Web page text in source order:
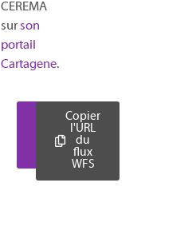
CEREMA
surson
portail
Cartagene.
Télécharger
les couches
source
(shp)
Copier
l'URL
du
flux
WFS